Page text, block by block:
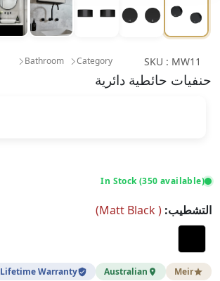
Category
Bathroom SKU : MW11
حنفيات حائطية دائرية
In Stock (350 available)
التشطيب: (
)
Meir
Australian
Lifetime Warranty